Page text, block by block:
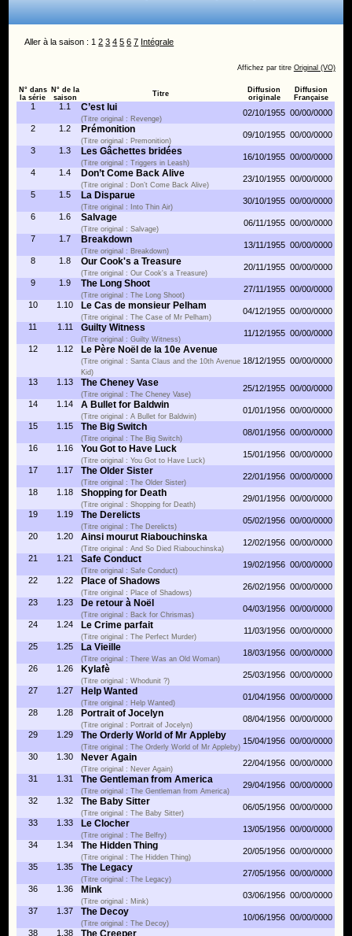
Aller à la saison : 12 3 4 5 6 7 Intégrale
Affichez par titre Original (VO)
N° dans
la série
N° de la
saison
Titre
Diffusion
originale
Diffusion
Française
1 1.1 C’est lui
(Titre original : Revenge)
02/10/1955 00/00/0000
2
1.2 Prémonition
(Titre original : Premonition)
09/10/1955 00/00/0000
3
1.3 Les Gâchettes bridées
(Titre original : Triggers in Leash)
16/10/1955 00/00/0000
4
1.4 Don’t Come Back Alive
(Titre original : Don’t Come Back Alive)
23/10/1955 00/00/0000
5
1.5 La Disparue
(Titre original : Into Thin Air)
30/10/1955 00/00/0000
6
1.6 Salvage
(Titre original : Salvage)
06/11/1955 00/00/0000
7
1.7 Breakdown
(Titre original : Breakdown)
13/11/1955 00/00/0000
8
1.8 Our Cook's a Treasure
(Titre original : Our Cook's a Treasure)
20/11/1955 00/00/0000
9
1.9 The Long Shoot
(Titre original : The Long Shoot)
27/11/1955 00/00/0000
10
1.10 Le Cas de monsieur Pelham
(Titre original : The Case of Mr Pelham)
04/12/1955 00/00/0000
11
1.11 Guilty Witness
(Titre original : Guilty Witness)
11/12/1955 00/00/0000
12
1.12 Le Père Noël de la 10e Avenue
(Titre original : Santa Claus and the 10th Avenue
Kid)
18/12/1955 00/00/0000
13 1.13 The Cheney Vase
(Titre original : The Cheney Vase)
25/12/1955 00/00/0000
14
1.14 A Bullet for Baldwin
(Titre original : A Bullet for Baldwin)
01/01/1956 00/00/0000
15
1.15 The Big Switch
(Titre original : The Big Switch)
08/01/1956 00/00/0000
16
1.16 You Got to Have Luck
(Titre original : You Got to Have Luck)
15/01/1956 00/00/0000
17
1.17 The Older Sister
(Titre original : The Older Sister)
22/01/1956 00/00/0000
18
1.18 Shopping for Death
(Titre original : Shopping for Death)
29/01/1956 00/00/0000
19
1.19 The Derelicts
(Titre original : The Derelicts)
05/02/1956 00/00/0000
20
1.20 Ainsi mourut Riabouchinska
(Titre original : And So Died Riabouchinska)
12/02/1956 00/00/0000
21
1.21 Safe Conduct
(Titre original : Safe Conduct)
19/02/1956 00/00/0000
22
1.22 Place of Shadows
(Titre original : Place of Shadows)
26/02/1956 00/00/0000
23
1.23 De retour à Noël
(Titre original : Back for Chrismas)
04/03/1956 00/00/0000
24
1.24 Le Crime parfait
(Titre original : The Perfect Murder)
11/03/1956 00/00/0000
25
1.25 La Vieille
(Titre original : There Was an Old Woman)
18/03/1956 00/00/0000
26
1.26 Kylafè
(Titre original : Whodunit ?)
25/03/1956 00/00/0000
27
1.27 Help Wanted
(Titre original : Help Wanted)
01/04/1956 00/00/0000
28
1.28 Portrait of Jocelyn
(Titre original : Portrait of Jocelyn)
08/04/1956 00/00/0000
29
1.29 The Orderly World of Mr Appleby
(Titre original : The Orderly World of Mr Appleby)
15/04/1956 00/00/0000
30
1.30 Never Again
(Titre original : Never Again)
22/04/1956 00/00/0000
31
1.31 The Gentleman from America
(Titre original : The Gentleman from America)
29/04/1956 00/00/0000
32
1.32 The Baby Sitter
(Titre original : The Baby Sitter)
06/05/1956 00/00/0000
33
1.33 Le Clocher
(Titre original : The Belfry)
13/05/1956 00/00/0000
34
1.34 The Hidden Thing
(Titre original : The Hidden Thing)
20/05/1956 00/00/0000
35
1.35 The Legacy
(Titre original : The Legacy)
27/05/1956 00/00/0000
36
1.36 Mink
(Titre original : Mink)
03/06/1956 00/00/0000
37
1.37 The Decoy
(Titre original : The Decoy)
10/06/1956 00/00/0000
38
1.38 The Creeper